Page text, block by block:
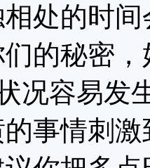
处的时
的秘密
况容易发
事情刺